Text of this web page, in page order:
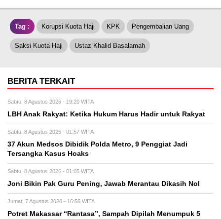
Tag : Korupsi Kuota Haji KPK Pengembalian Uang
Saksi Kuota Haji Ustaz Khalid Basalamah
BERITA TERKAIT
Sabtu, 8 Agustus 2026 - 19:20 WITA
LBH Anak Rakyat: Ketika Hukum Harus Hadir untuk Rakyat
Sabtu, 8 Agustus 2026 - 01:57 WITA
37 Akun Medsos Dibidik Polda Metro, 9 Penggiat Jadi
Tersangka Kasus Hoaks
Sabtu, 8 Agustus 2026 - 01:05 WITA
Joni Bikin Pak Guru Pening, Jawab Merantau Dikasih Nol
Jumat, 7 Agustus 2026 - 16:56 WITA
Potret Makassar “Rantasa”, Sampah Dipilah Menumpuk 5